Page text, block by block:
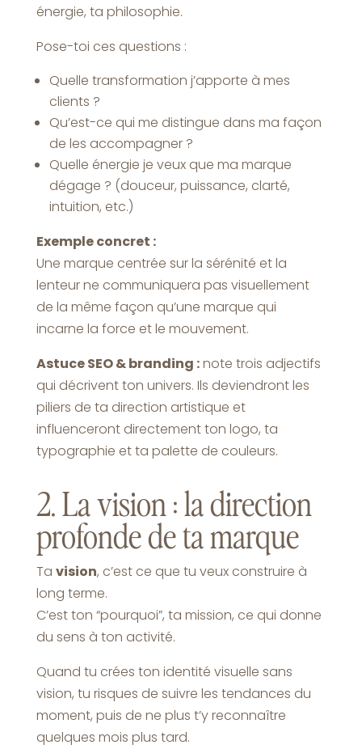
énergie, ta philosophie.
Pose-toi ces questions :
Quelle transformation j’apporte à mes
clients ?
Qu’est-ce qui me distingue dans ma façon
de les accompagner ?
Quelle énergie je veux que ma marque
dégage ? (douceur, puissance, clarté,
intuition, etc.)
Exemple concret :
Une marque centrée sur la sérénité et la
lenteur ne communiquera pas visuellement
de la même façon qu’une marque qui
incarne la force et le mouvement.
Astuce SEO & branding :note trois adjectifs
qui décrivent ton univers. Ils deviendront les
piliers de ta direction artistique et
influenceront directement ton logo, ta
typographie et ta palette de couleurs.
2. La vision : la direction
profonde de ta marque
Ta vision, c’est ce que tu veux construire à
long terme.
C’est ton “pourquoi”, ta mission, ce qui donne
du sens à ton activité.
Quand tu crées ton identité visuelle sans
vision, tu risques de suivre les tendances du
moment, puis de ne plus t’y reconnaître
quelques mois plus tard.